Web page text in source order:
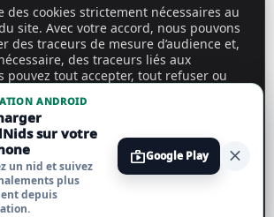
ANDROID
sur votre
un nid et suivez
plus
depuis
shopGoogle Play close
des cookies strictement nécessaires au
site. Avec votre accord, nous pouvons
des traceurs de mesure d’audience et,
des traceurs liés aux
pouvez tout accepter, tout refuser ou
Tout accepter
Tout refuser